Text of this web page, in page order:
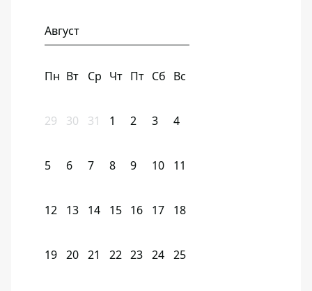
Август
Пн Вт Ср Чт Пт Сб Вс
29 30 31 1 2 3 4
5 6 7 8 9 10 11
12 13 14 15 16 17 18
19 20 21 22 23 24 25